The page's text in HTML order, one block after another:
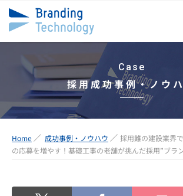
Case
採用成功事例・ノウ
Home 成功事例・ノウハウ
採用難の建設業界
の応募を増やす！基礎工事の老舗が挑んだ採用”ブラ